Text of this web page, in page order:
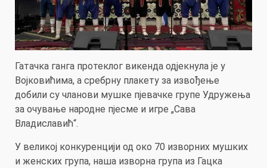
Гатачка ганга протеклог викенда одјекнула је у
Војковићима, а сребрну плакету за извођење
добили су чланови мушке пјевачке групе Удружења
за очување народне пјесме и игре „Сава
Владиславић“.
У великој конкуренцији од око 70 изворних мушких
и женских група, наша изворна група из Гацка